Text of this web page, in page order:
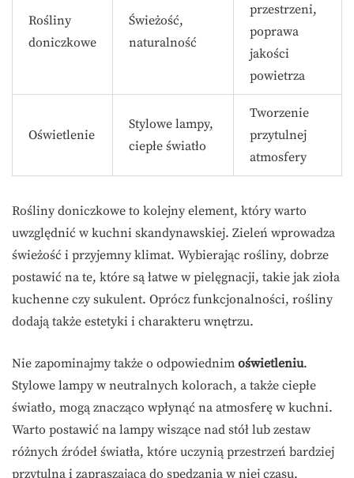
Rośliny
doniczkowe
Świeżość,
naturalność
przestrzeni,
poprawa
jakości
powietrza
Oświetlenie
Stylowe lampy,
ciepłe światło
Tworzenie
przytulnej
atmosfery
Rośliny doniczkowe to kolejny element, który warto
uwzględnić w kuchni skandynawskiej. Zieleń wprowadza
świeżość i przyjemny klimat. Wybierając rośliny, dobrze
postawić na te, które są łatwe w pielęgnacji, takie jak zioła
kuchenne czy sukulent. Oprócz funkcjonalności, rośliny
dodają także estetyki i charakteru wnętrzu.
Nie zapominajmy także o odpowiednim oświetleniu.
Stylowe lampy w neutralnych kolorach, a także ciepłe
światło, mogą znacząco wpłynąć na atmosferę w kuchni.
Warto postawić na lampy wiszące nad stół lub zestaw
różnych źródeł światła, które uczynią przestrzeń bardziej
przytulną i zapraszającą do spędzania w niej czasu.